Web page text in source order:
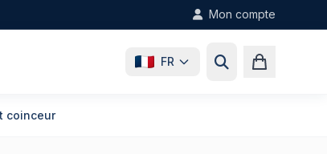
Mon compte
FR
coinceur